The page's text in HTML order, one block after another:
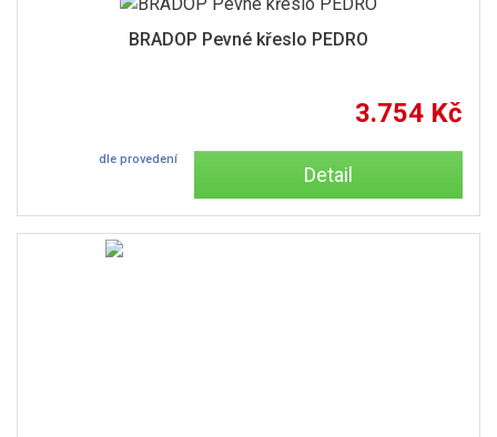
BRADOP Pevné křeslo PEDRO
3.754 Kč
dle provedení
Detail